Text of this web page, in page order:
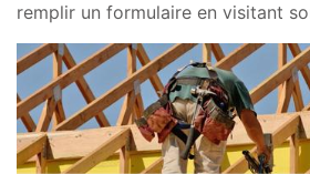
remplir un formulaire en visitant